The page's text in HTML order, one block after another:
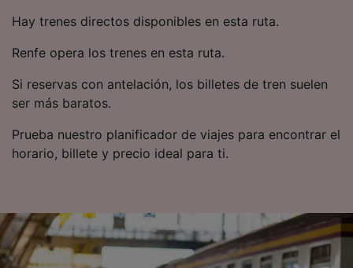
Hay trenes directos disponibles en esta ruta.
Renfe opera los trenes en esta ruta.
Si reservas con antelación, los billetes de tren suelen
ser más baratos.
Prueba nuestro planificador de viajes para encontrar el
horario, billete y precio ideal para ti.